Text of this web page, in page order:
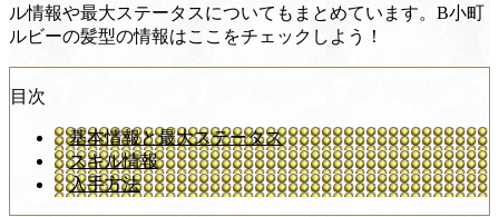
ル情報や最大ステータスについてもまとめています。B小町
ルビーの髪型の情報はここをチェックしよう！
目次
基本情報と最大ステータス
スキル情報
入手方法